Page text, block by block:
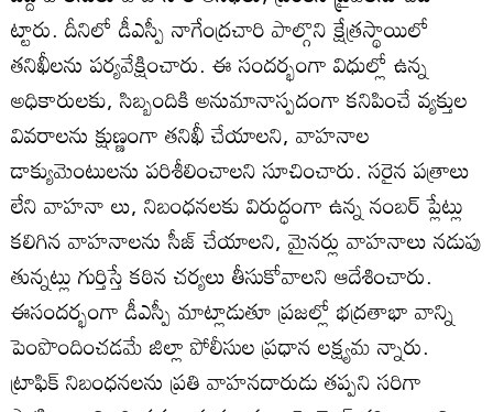
ట్టారు. దీనిలో డీఎస్పీ నాగేంద్రచారి పాల్గొని క్షేత్రస్థాయిలో
తనిఖీలను పర్యవేక్షించారు. ఈ సందర్భంగా విధుల్లో ఉన్న
అధికారులకు, సిబ్బందికి అనుమానాస్పదంగా కనిపించే వ్యక్తుల
వివరాలను క్షుణ్ణంగా తనిఖీ చేయాలని, వాహనాల
డాక్యుమెంటులను పరిశీలించాలని సూచించారు. సరైన పత్రాలు
లేని వాహనా లు, నిబంధనలకు విరుద్ధంగా ఉన్న నంబర్‌ ప్లేట్లు
కలిగిన వాహనాలను సీజ్‌ చేయాలని, మైనర్లు వాహనాలు నడుపు
తున్నట్లు గుర్తిస్తే కఠిన చర్యలు తీసుకోవాలని ఆదేశించారు.
ఈసందర్భంగా డీఎస్పీ మాట్లాడుతూ ప్రజల్లో భద్రతాభా వాన్ని
పెంపొందించడమే జిల్లా పోలీసుల ప్రధాన లక్ష్యమ న్నారు.
ట్రాఫిక్‌ నిబంధనలను ప్రతి వాహనదారుడు తప్పని సరిగా